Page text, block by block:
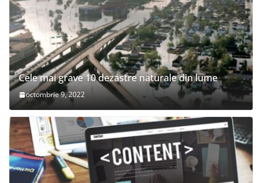
Cele mai grave 10 dezastre naturale din lume
octombrie 9, 2022